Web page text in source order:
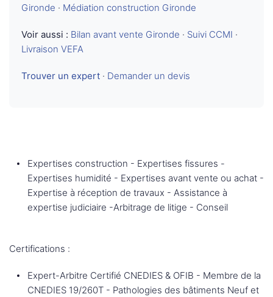
Gironde · Médiation construction Gironde
Voir aussi : Bilan avant vente Gironde · Suivi CCMI ·
Livraison VEFA
Trouver un expert · Demander un devis
Expertises construction - Expertises fissures -
Expertises humidité - Expertises avant vente ou achat -
Expertise à réception de travaux - Assistance à
expertise judiciaire -Arbitrage de litige - Conseil
Certifications :
Expert-Arbitre Certifié CNEDIES & OFIB - Membre de la
CNEDIES 19/260T - Pathologies des bâtiments Neuf et